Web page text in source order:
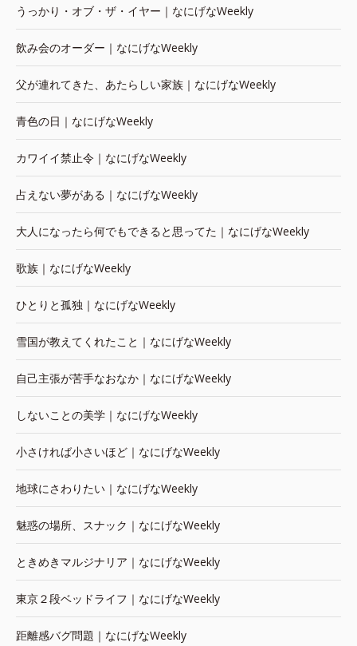
うっかり・オブ・ザ・イヤー｜なにげなWeekly
飲み会のオーダー｜なにげなWeekly
父が連れてきた、あたらしい家族｜なにげなWeekly
青色の日｜なにげなWeekly
カワイイ禁止令｜なにげなWeekly
占えない夢がある｜なにげなWeekly
大人になったら何でもできると思ってた｜なにげなWeekly
歌族｜なにげなWeekly
ひとりと孤独｜なにげなWeekly
雪国が教えてくれたこと｜なにげなWeekly
自己主張が苦手なおなか｜なにげなWeekly
しないことの美学｜なにげなWeekly
小さければ小さいほど｜なにげなWeekly
地球にさわりたい｜なにげなWeekly
魅惑の場所、スナック｜なにげなWeekly
ときめきマルジナリア｜なにげなWeekly
東京２段ベッドライフ｜なにげなWeekly
距離感バグ問題｜なにげなWeekly